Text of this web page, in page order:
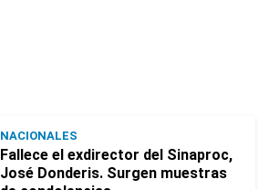
NACIONALES
Fallece el exdirector del Sinaproc,
José Donderis. Surgen muestras